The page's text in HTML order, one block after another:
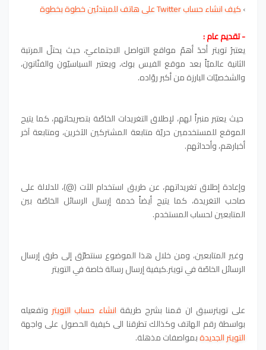
›كيف انشاء حساب Twitter على هاتف للمبتدئين خطوة بخطوة
- تقديم عام :
يعتبرُ تويتر أحدَ أهمّ مواقع التواصل الاجتماعيّ، حيث يحتلّ المرتبة
الثانية عالميّاً بعد موقع الفيس بوك، ويعتبر السياسيّون والفنّانون،
والشخصيّات البارزة من أكبر روّاده.
حيث يعتبر منبراً لهم، لإطلاق التغريدات الخاصّة بتصريحاتهم، كما يتيح
الموقع للمستخدمين حريّة متابعة المشتركين الآخرين، ومتابعة آخر
أخبارهم، وأحداثهم.
وإعادة إطلاق تغريداتهم، عن طريق استخدام الآت (@)، للدلالة على
صاحب التغريدة، كما يتيح أيضاً خدمة إرسال الرسائل الخاصّة بين
المتابعين لحساب المستخدم.
وغير المتابعين، ومن خلال هذا الموضوع سنتطرّق إلى طرق إرسال
الرسائل الخاصّة في تويتر.كيفية إرسال رسالة خاصة في التويتر
على تويترسبق ان قمنا بشرح طريقة انشاء حساب التويتر وتفعيله
بواسطة رقم الهاتف وكذالك تطرقنا الى كيفية الحصول على واجهة
التويتر الجديدةبمواصفات مذهلة.